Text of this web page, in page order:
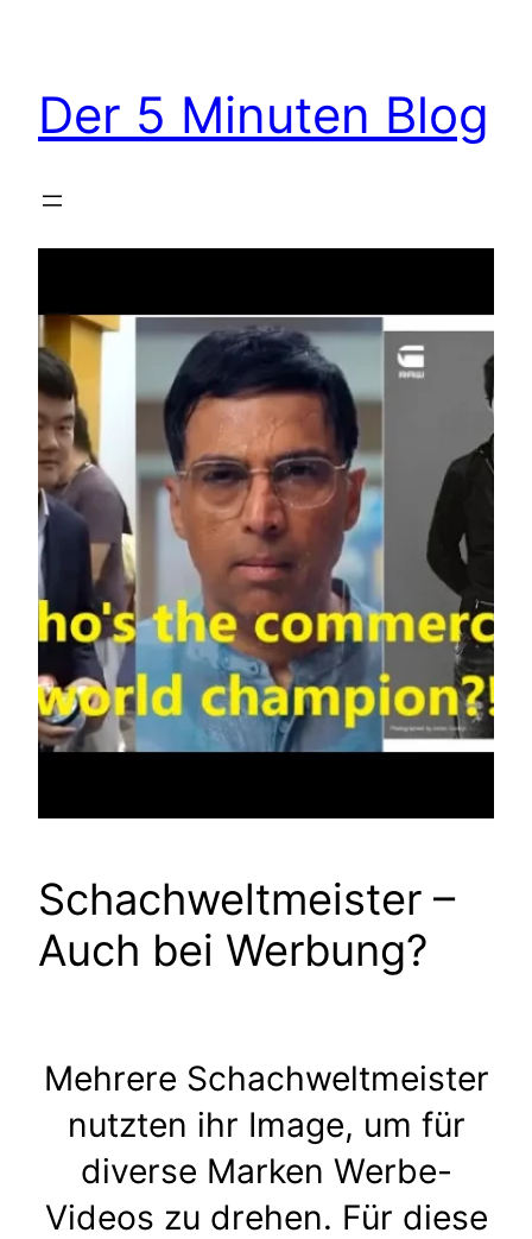
Der 5 Minuten Blog
Schachweltmeister –
Auch bei Werbung?
Mehrere Schachweltmeister
nutzten ihr Image, um für
diverse Marken Werbe-
Videos zu drehen. Für diese